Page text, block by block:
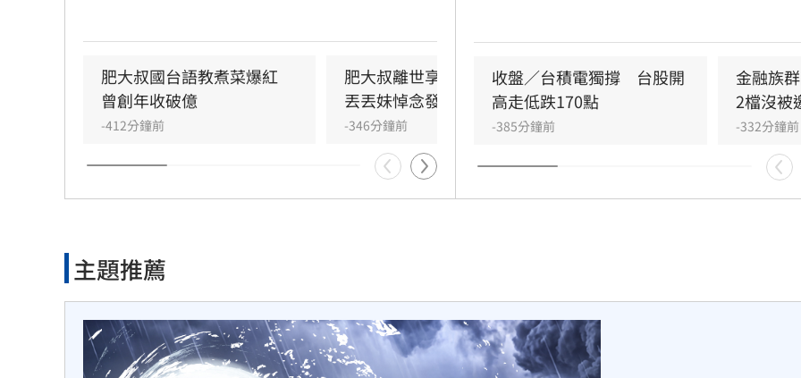
酸。肥大叔曾坦言創業初期以健康換事業，高強度
直播成為日常。粉絲紛紛留言悼念，感謝他作為廚
藝啟蒙，並對其猝逝感到遺憾。儘管確切死因未
明，但他認真生活、視粉絲為重的精神，將永遠留
肥大叔國台語教煮菜爆紅
曾創年收破億
-412分鐘前
肥大叔離世享年46歲　對手
丟丟妹悼念發聲
-346分鐘前
肥大叔猝逝曾自嘲更生人！
創年收破億品牌
溫影響，油價反彈，美股漲跌互見。盤面上，
人概念股受展覽題材激勵，時碩工業、彬台
停；工業電腦與邊緣運算族群同步走強。此外
BBU概念股及油電燃氣類股表現亮眼。專家提
估市場風險。
收盤／台積電獨撐　台股開
高走低跌170點
-385分鐘前
金融族
2檔沒被
-332分鐘前
主題推薦